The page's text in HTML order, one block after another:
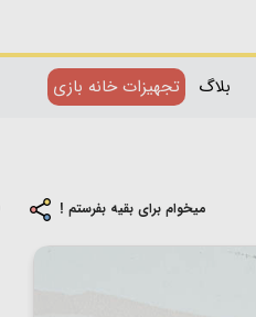
بلاگ تجهیزات خانه بازی
میخوام برای بقیه بفرستم !